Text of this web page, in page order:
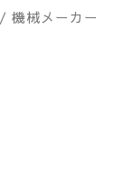
/ 機械メーカー